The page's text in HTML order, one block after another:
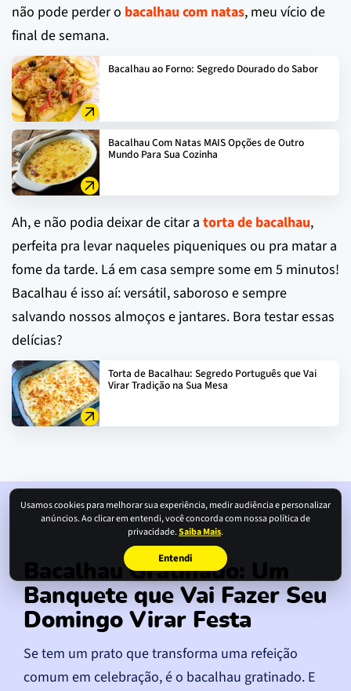
Usamos cookies para melhorar sua experiência, medir audiência e personalizar
anúncios. Ao clicar em entendi, você concorda com nossa política de
privacidade.Saiba Mais.
Entendi
não pode perder o bacalhau com natas, meu vício de
final de semana.
Bacalhau ao Forno: Segredo Dourado do Sabor
Bacalhau Com Natas MAIS Opções de Outro
Mundo Para Sua Cozinha
Ah, e não podia deixar de citar a torta de bacalhau,
perfeita pra levar naqueles piqueniques ou pra matar a
fome da tarde. Lá em casa sempre some em 5 minutos!
Bacalhau é isso aí: versátil, saboroso e sempre
salvando nossos almoços e jantares. Bora testar essas
delícias?
Torta de Bacalhau: Segredo Português que Vai
Virar Tradição na Sua Mesa
Bacalhau Gratinado: Um
Banquete que Vai Fazer Seu
Domingo Virar Festa
Se tem um prato que transforma uma refeição
comum em celebração, é o bacalhau gratinado. E